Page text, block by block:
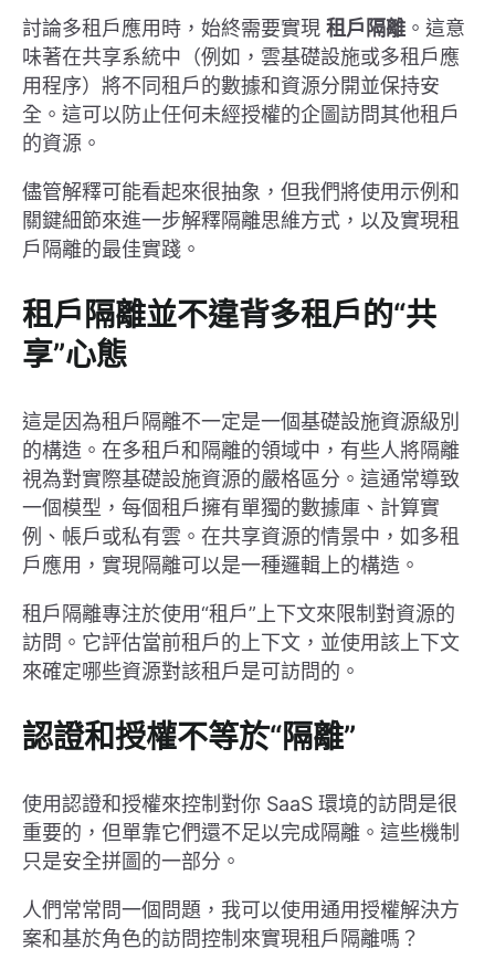
討論多租戶應用時，始終需要實現 租戶隔離 。這意
味著在共享系統中（例如，雲基礎設施或多租戶應
用程序）將不同租戶的數據和資源分開並保持安
全。這可以防止任何未經授權的企圖訪問其他租戶
的資源。
儘管解釋可能看起來很抽象，但我們將使用示例和
關鍵細節來進一步解釋隔離思維方式，以及實現租
戶隔離的最佳實踐。
租戶隔離並不違背多租戶的“共
享”心態
這是因為租戶隔離不一定是一個基礎設施資源級別
的構造。在多租戶和隔離的領域中，有些人將隔離
視為對實際基礎設施資源的嚴格區分。這通常導致
一個模型，每個租戶擁有單獨的數據庫、計算實
例、帳戶或私有雲。在共享資源的情景中，如多租
戶應用，實現隔離可以是一種邏輯上的構造。
租戶隔離專注於使用“租戶”上下文來限制對資源的
訪問。它評估當前租戶的上下文，並使用該上下文
來確定哪些資源對該租戶是可訪問的。
認證和授權不等於“隔離”
使用認證和授權來控制對你 SaaS 環境的訪問是很
重要的，但單靠它們還不足以完成隔離。這些機制
只是安全拼圖的一部分。
人們常常問一個問題，我可以使用通用授權解決方
案和基於角色的訪問控制來實現租戶隔離嗎？